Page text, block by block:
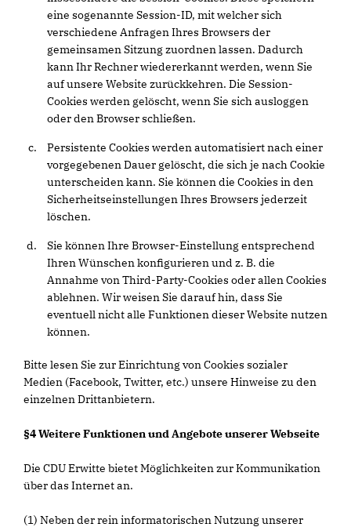
eine sogenannte Session-ID, mit welcher sich
verschiedene Anfragen Ihres Browsers der
gemeinsamen Sitzung zuordnen lassen. Dadurch
kann Ihr Rechner wiedererkannt werden, wenn Sie
auf unsere Website zurückkehren. Die Session-
Cookies werden gelöscht, wenn Sie sich ausloggen
oder den Browser schließen.
Persistente Cookies werden automatisiert nach einer
vorgegebenen Dauer gelöscht, die sich je nach Cookie
unterscheiden kann. Sie können die Cookies in den
Sicherheitseinstellungen Ihres Browsers jederzeit
löschen.
Sie können Ihre Browser-Einstellung entsprechend
Ihren Wünschen konfigurieren und z. B. die
Annahme von Third-Party-Cookies oder allen Cookies
ablehnen. Wir weisen Sie darauf hin, dass Sie
eventuell nicht alle Funktionen dieser Website nutzen
können.
Bitte lesen Sie zur Einrichtung von Cookies sozialer
Medien (Facebook, Twitter, etc.) unsere Hinweise zu den
einzelnen Drittanbietern.
§4 Weitere Funktionen und Angebote unserer Webseite
Die CDU Erwitte bietet Möglichkeiten zur Kommunikation
über das Internet an.
(1) Neben der rein informatorischen Nutzung unserer